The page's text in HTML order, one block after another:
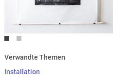
Verwandte Themen
Installation